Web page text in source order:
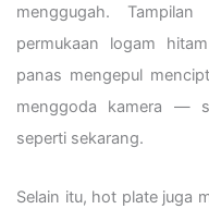
menggugah.
permukaan logam
panas mengepul
menggoda kamera —
seperti sekarang.
Selain itu, hot plate juga